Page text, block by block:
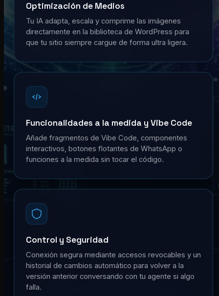
Optimización de Medios
Tu IA adapta, escala y comprime las imágenes
directamente en la biblioteca de WordPress para
que tu sitio siempre cargue de forma ultra ligera.
Funcionalidades a la medida y Vibe Code
Añade fragmentos de Vibe Code, componentes
interactivos, botones flotantes de WhatsApp o
funciones a la medida sin tocar el código.
Control y Seguridad
Conexión segura mediante accesos revocables y un
historial de cambios automático para volver a la
versión anterior conversando con tu agente si algo
falla.